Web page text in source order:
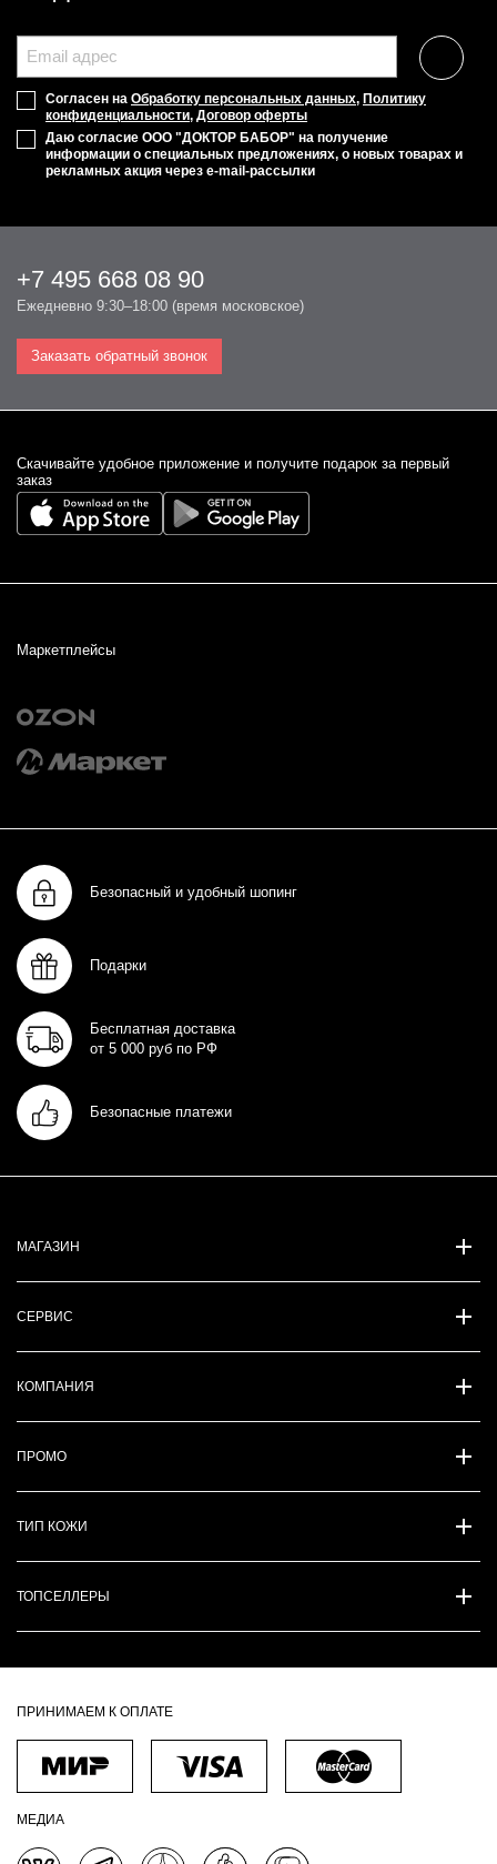
Согласен на Обработку персональных данных, Политику
конфиденциальности, Договор оферты
Даю согласие ООО "ДОКТОР БАБОР" на получение
информации о специальных предложениях, о новых товарах и
рекламных акция через e-mail-рассылки
+7 495 668 08 90
Ежедневно 9:30–18:00 (время московское)
Заказать обратный звонок
Cкачивайте удобное приложение и получите подарок за первый
заказ
Маркетплейсы
Безопасный и удобный шопинг
Подарки
Бесплатная доставка
от 5 000 руб по РФ
Безопасные платежи
МАГАЗИН
СЕРВИС
КОМПАНИЯ
ПРОМО
ТИП КОЖИ
ТОПСЕЛЛЕРЫ
ПРИНИМАЕМ К ОПЛАТЕ
МЕДИА